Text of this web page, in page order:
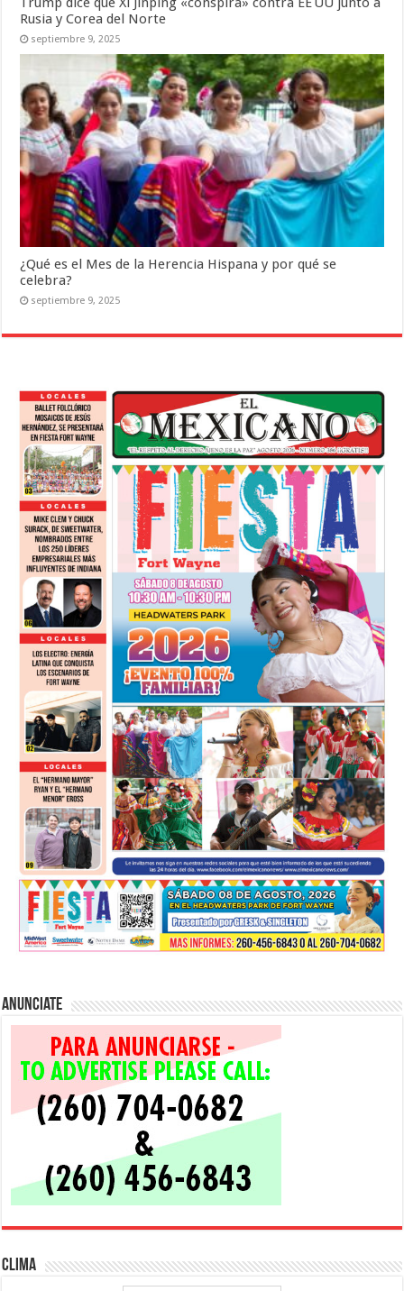
Rusia y Corea del Norte
septiembre 9, 2025
¿Qué es el Mes de la Herencia Hispana y por qué se
celebra?
septiembre 9, 2025
Anunciate
Clima